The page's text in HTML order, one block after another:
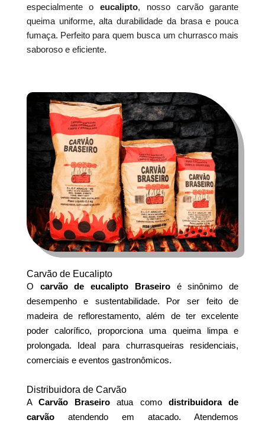
especialmente oeucalipto, nosso carvão garante
queima uniforme, alta durabilidade da brasa e pouca
fumaça. Perfeito para quem busca um churrasco mais
saboroso e eficiente.
Carvão de Eucalipto
O carvão de eucalipto Braseiroé sinônimo de
desempenho e sustentabilidade. Por ser feito de
madeira de reflorestamento, além de ter excelente
poder calorífico, proporciona uma queima limpa e
prolongada. Ideal para churrasqueiras residenciais,
comerciais e eventos gastronômicos.
Distribuidora de Carvão
ACarvão Braseiro atua como distribuidora de
carvãoatendendo em atacado. Atendemos